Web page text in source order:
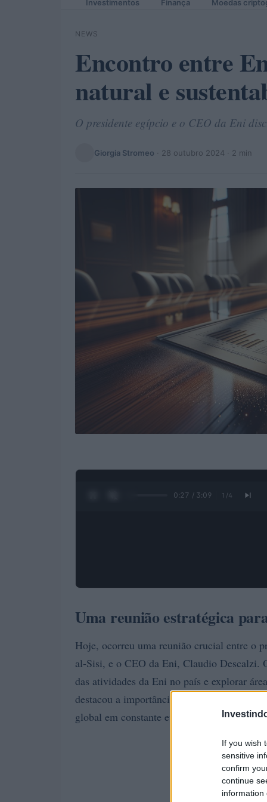
If you wish
sensitive
confirm
continue
information
Investimentos Finança Moedas
NEWS
Encontro entre
natural e
O presidente egípcio e o CEO da Eni
Giorgia Stromeo · 28 outubro 2024 · 2 min
0:28 / 3:09 1 /4
Uma reunião estratégica
Hoje, ocorreu uma reunião crucial entre o
al-Sisi, e o CEO da Eni, Claudio Descalzi.
das atividades da Eni no país e explorar
destacou a importância da cooperação
global em constante evolução